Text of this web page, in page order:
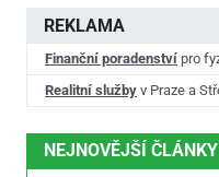
REKLAMA
Finanční poradenství pro
Realitní služby v Praze a
NEJNOVĚJŠÍ ČLÁNKY